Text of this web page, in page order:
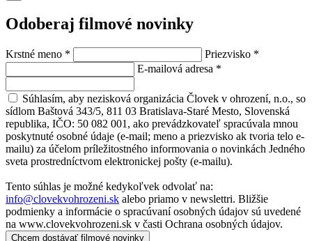
Odoberaj filmové novinky
Krstné meno * Priezvisko *
E-mailová adresa *
Súhlasím, aby nezisková organizácia Človek v ohrození, n.o., so
sídlom Baštová 343/5, 811 03 Bratislava-Staré Mesto, Slovenská
republika, IČO: 50 082 001, ako prevádzkovateľ spracúvala mnou
poskytnuté osobné údaje (e-mail; meno a priezvisko ak tvoria telo e-
mailu) za účelom príležitostného informovania o novinkách Jedného
sveta prostredníctvom elektronickej pošty (e-mailu).
Tento súhlas je možné kedykoľvek odvolať na:
info@clovekvohrozeni.sk alebo priamo v newslettri. Bližšie
podmienky a informácie o spracúvaní osobných údajov sú uvedené
na www.clovekvohrozeni.sk v časti Ochrana osobných údajov.
Chcem dostávať filmové novinky